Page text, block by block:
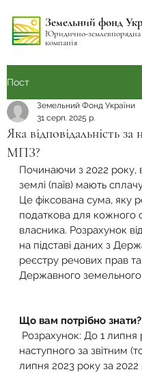
Земельний фонд
Юридично-землевпорядна
компанія
Пост
Яка відповідальність за
МПЗ?
Земельний Фонд України
31 серп. 2025 р.
Починаючи з 2022 року,
землі (паїв) мають
Це фіксована сума, яку
податкова для кожного
власника. Розрахунок
на підставі даних з
реєстру речових прав та
Державного
Що вам потрібно знати?
Розрахунок: До 1 липня
наступного за звітним
липня 2023 року за 2022